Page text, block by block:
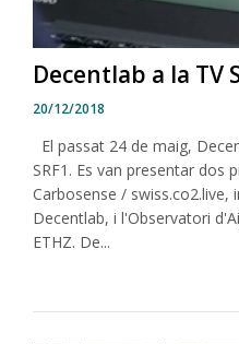
Decentlab a la TV
20/12/2018
El passat 24 de maig,
SRF1. Es van presentar dos
Carbosense / swiss.co2.live,
Decentlab, i l'Observatori
ETHZ. De...